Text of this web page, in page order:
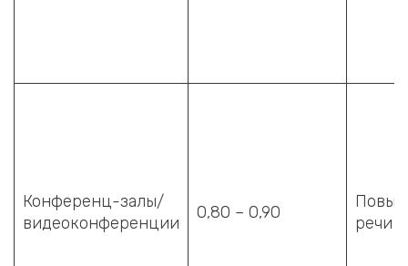
Конференц-залы/
видеоконференции
0,80 – 0,90
речи